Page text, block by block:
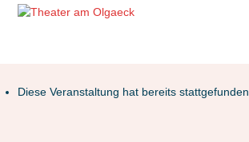
Diese Veranstaltung hat bereits stattgefunden.